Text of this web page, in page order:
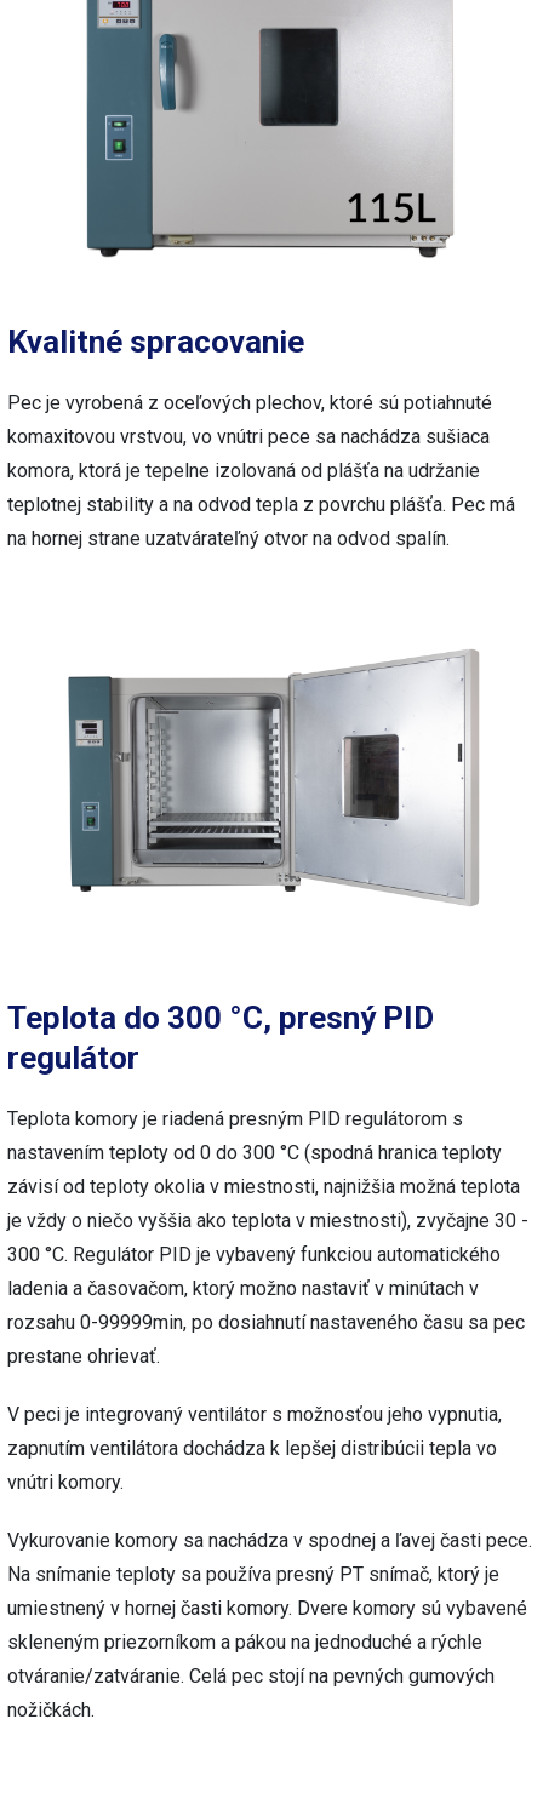
Kvalitné spracovanie
Pec je vyrobená z oceľových plechov, ktoré sú potiahnuté
komaxitovou vrstvou, vo vnútri pece sa nachádza sušiaca
komora, ktorá je tepelne izolovaná od plášťa na udržanie
teplotnej stability a na odvod tepla z povrchu plášťa. Pec má
na hornej strane uzatvárateľný otvor na odvod spalín.
Teplota do 300 °C, presný PID
regulátor
Teplota komory je riadená presným PID regulátorom s
nastavením teploty od 0 do 300 °C (spodná hranica teploty
závisí od teploty okolia v miestnosti, najnižšia možná teplota
je vždy o niečo vyššia ako teplota v miestnosti), zvyčajne 30 -
300 °C. Regulátor PID je vybavený funkciou automatického
ladenia a časovačom, ktorý možno nastaviť v minútach v
rozsahu 0-99999min, po dosiahnutí nastaveného času sa pec
prestane ohrievať.
V peci je integrovaný ventilátor s možnosťou jeho vypnutia,
zapnutím ventilátora dochádza k lepšej distribúcii tepla vo
vnútri komory.
Vykurovanie komory sa nachádza v spodnej a ľavej časti pece.
Na snímanie teploty sa používa presný PT snímač, ktorý je
umiestnený v hornej časti komory. Dvere komory sú vybavené
skleneným priezorníkom a pákou na jednoduché a rýchle
otváranie/zatváranie. Celá pec stojí na pevných gumových
nožičkách.